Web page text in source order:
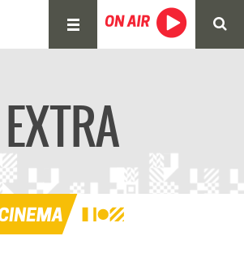
EXTRA